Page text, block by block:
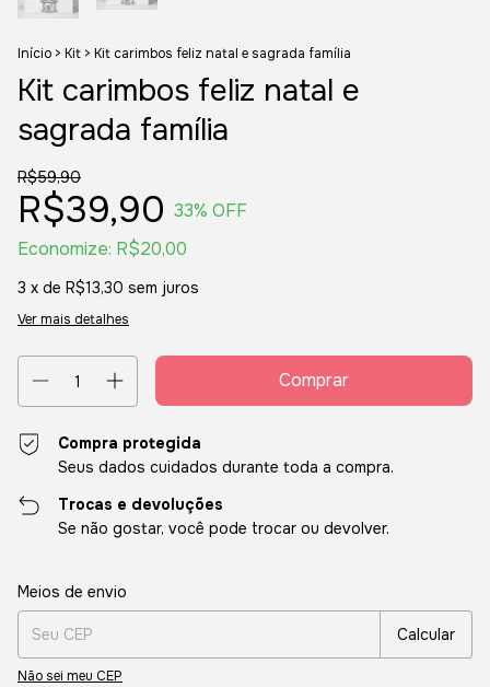
Início > Kit > Kit carimbos feliz natal e sagrada família
Kit carimbos feliz natal e
sagrada família
R$59,90
R$39,90 33% OFF
Economize: R$20,00
3 x de R$13,30 sem juros
Ver mais detalhes
Compra protegida
Seus dados cuidados durante toda a compra.
Trocas e devoluções
Se não gostar, você pode trocar ou devolver.
Entregas para o CEP:
Meios de envio
Calcular
Não sei meu CEP